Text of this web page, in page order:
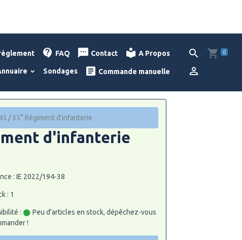
FAQ Contact A Propos
Sondages Commande manuelle
0
/ 35° Régiment d'infanterie
d'infanterie
: IE 2022/194-38
: 1
:
Peu d'articles en stock, dépêchez-vous
!